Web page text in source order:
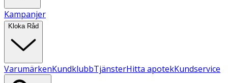
Kampanjer
Kloka Råd
VarumärkenKundklubbTjänsterHitta apotekKundservice